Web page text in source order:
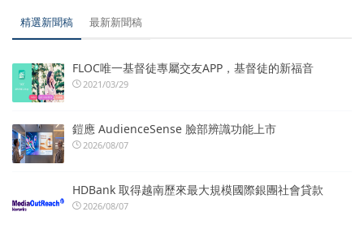
精選新聞稿 最新新聞稿
FLOC唯一基督徒專屬交友APP，基督徒的新福音
2021/03/29
鎧應 AudienceSense 臉部辨識功能上市
2026/08/07
HDBank 取得越南歷來最大規模國際銀團社會貸款
2026/08/07